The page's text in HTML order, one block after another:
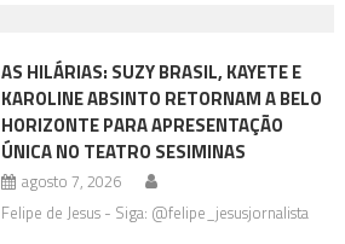
AS HILÁRIAS: SUZY BRASIL, KAYETE E
KAROLINE ABSINTO RETORNAM A BELO
HORIZONTE PARA APRESENTAÇÃO
ÚNICA NO TEATRO SESIMINAS
agosto 7, 2026
Felipe de Jesus - Siga: @felipe_jesusjornalista